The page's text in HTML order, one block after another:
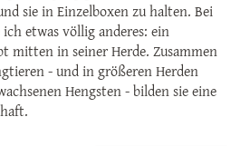
sie in Einzelboxen zu halten. Bei
etwas völlig anderes: ein
mitten in seiner Herde. Zusammen
- und in größeren Herden
Hengsten - bilden sie eine